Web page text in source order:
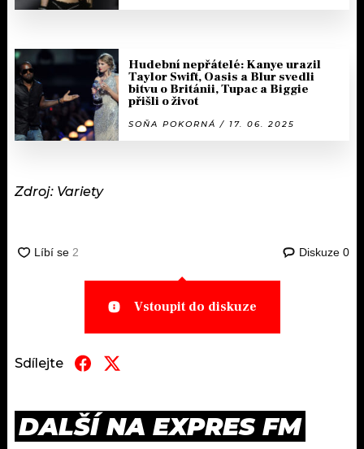
Hudební nepřátelé: Kanye urazil
Taylor Swift, Oasis a Blur svedli
bitvu o Británii, Tupac a Biggie
přišli o život
SOŇA POKORNÁ / 17. 06. 2025
Zdroj: Variety
Diskuze 0
Vstoupit do diskuze
Sdílejte
DALŠÍ NA EXPRES FM